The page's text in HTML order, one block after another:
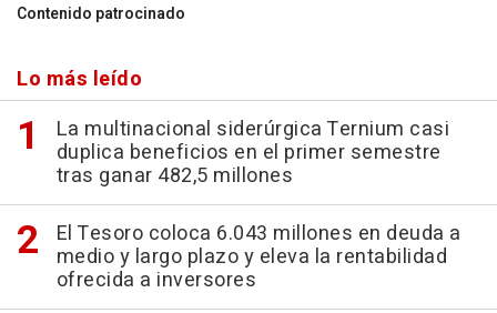
Contenido patrocinado
Lo más leído
La multinacional siderúrgica Ternium casi
duplica beneficios en el primer semestre
tras ganar 482,5 millones
El Tesoro coloca 6.043 millones en deuda a
medio y largo plazo y eleva la rentabilidad
ofrecida a inversores